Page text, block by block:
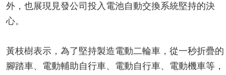
外，也展現見發公司投入電池自動交換系統堅持的決
心。
黃枝樹表示，為了堅持製造電動二輪車，從一秒折疊的
腳踏車、電動輔助自行車、電動自行車、電動機車等，